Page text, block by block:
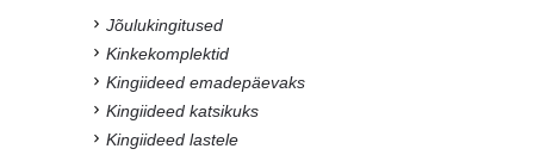
Jõulukingitused
Kinkekomplektid
Kingiideed emadepäevaks
Kingiideed katsikuks
Kingiideed lastele